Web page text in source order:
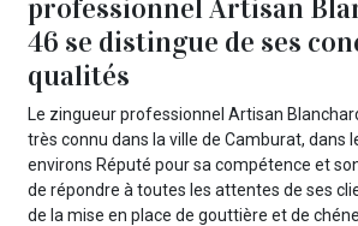
professionnel Artisan
46 se distingue de ses
qualités
Le zingueur professionnel Artisan
très connu dans la ville de Camburat, dans
environs Réputé pour sa compétence et
de répondre à toutes les attentes de ses
de la mise en place de gouttière et de